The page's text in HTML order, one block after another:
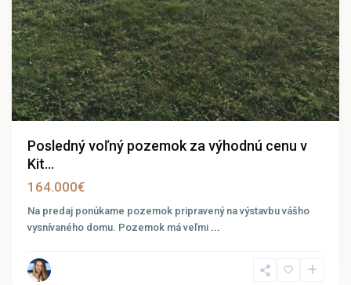
Posledný voľný pozemok za výhodnú cenu v
Kit...
164.000€
Na predaj ponúkame pozemok pripravený na výstavbu vášho
vysnívaného domu. Pozemok má veľmi ...